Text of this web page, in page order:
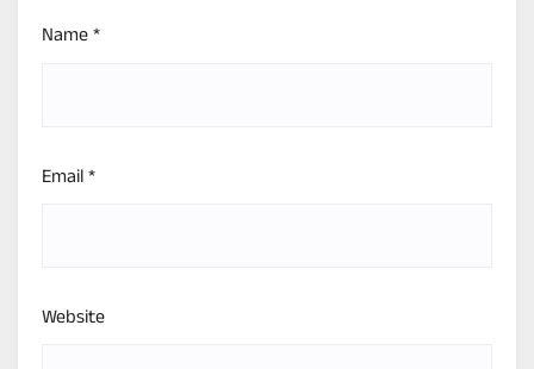
Name*
Email*
Website